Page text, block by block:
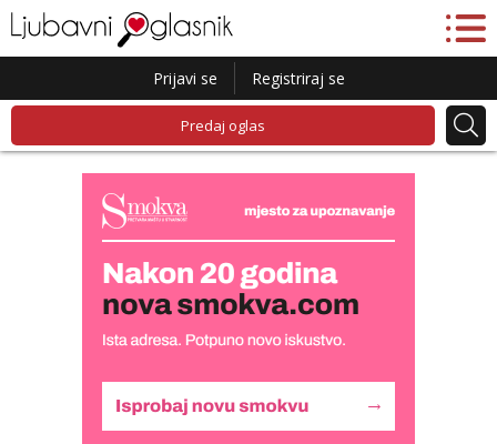
Prijavi se Registriraj se
Predaj oglas